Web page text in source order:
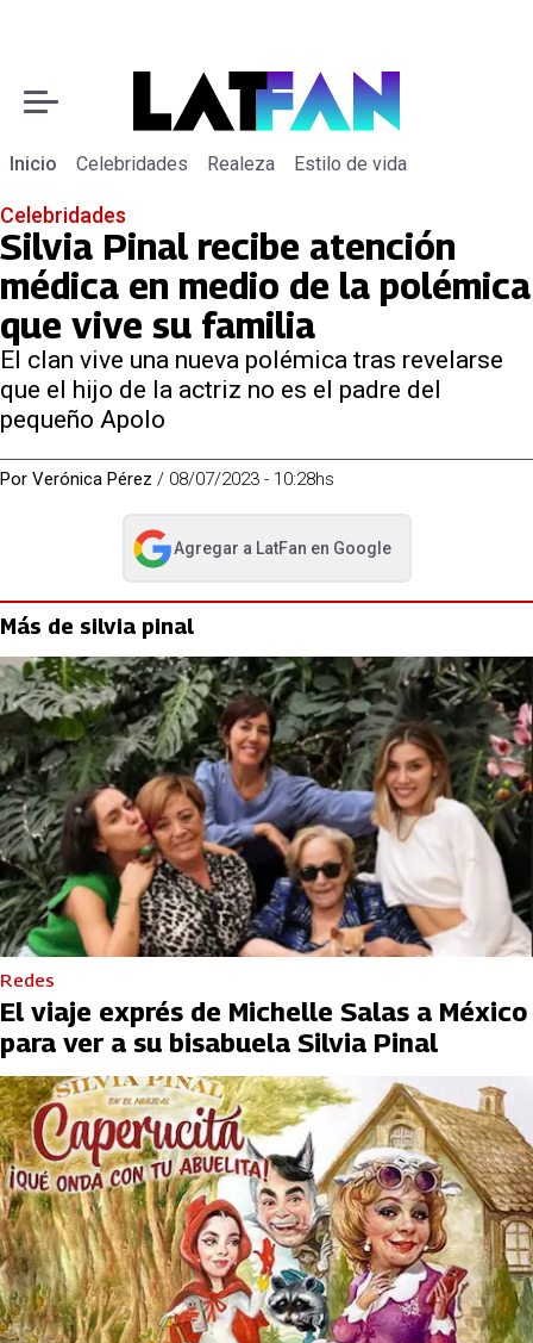
Inicio Celebridades Realeza Estilo de vida
Celebridades
Silvia Pinal recibe atención
médica en medio de la polémica
que vive su familia
El clan vive una nueva polémica tras revelarse
que el hijo de la actriz no es el padre del
pequeño Apolo
Por Verónica Pérez / 08/07/2023 - 10:28hs
Agregar a LatFan en Google
abre en nueva pestaña
Más de silvia pinal
Redes
El viaje exprés de Michelle Salas a México
para ver a su bisabuela Silvia Pinal